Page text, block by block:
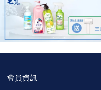
會員資訊